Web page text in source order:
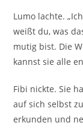
Lumo lachte.
weißt du, was
mutig bist. Die
kannst sie alle
Fibi nickte. Sie
auf sich selbst
erkunden und